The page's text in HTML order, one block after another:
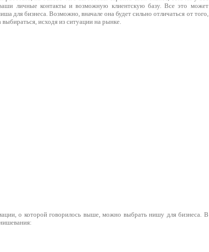
личные контакты и возможную клиентскую базу. Все это может
для бизнеса. Возможно, вначале она будет сильно отличаться от того,
исходя из ситуации на рынке.
о которой говорилось выше, можно выбрать нишу для бизнеса. В